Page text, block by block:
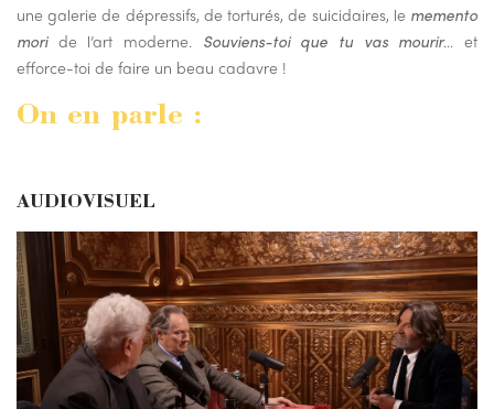
une galerie de dépressifs, de torturés, de suicidaires, le memento
moride l’art moderne. Souviens-toi que tu vas mourir… et
efforce-toi de faire un beau cadavre !
On en parle :
AUDIOVISUEL